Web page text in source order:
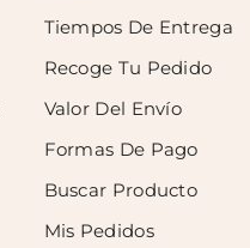
Tiempos De Entrega
Recoge Tu Pedido
Valor Del Envío
Formas De Pago
Buscar Producto
Mis Pedidos